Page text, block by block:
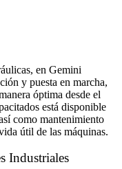
en Gemini
y puesta en marcha,
óptima desde el
está disponible
como mantenimiento
útil de las máquinas.
Industriales